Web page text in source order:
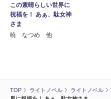
TOP ライトノベル ライトノベル
この素晴らしい世界に
祝福を！ あぁ、駄女神
さま
暁 なつめ 他